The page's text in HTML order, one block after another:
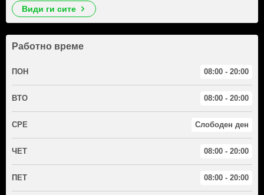
види ги сите
Работно време
ПОН 08:00 - 20:00
ВТО 08:00 - 20:00
СРЕ Слободен ден
ЧЕТ 08:00 - 20:00
ПЕТ 08:00 - 20:00